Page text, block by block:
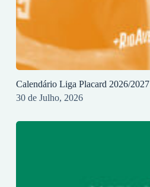
Calendário Liga Placard 2026/2027
30 de Julho, 2026